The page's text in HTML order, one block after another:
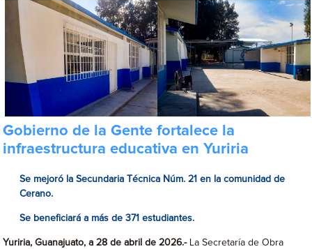
Gobierno de la Gente fortalece la
infraestructura educativa en Yuriria
Se mejoró la Secundaria Técnica Núm. 21 en la comunidad de
Cerano.
Se beneficiará a más de 371 estudiantes.
Yuriria, Guanajuato, a 28 de abril de 2026.-La Secretaría de Obra